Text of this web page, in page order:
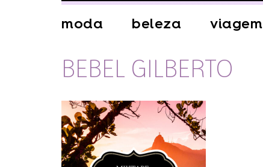
moda beleza viagem
BEBEL GILBERTO